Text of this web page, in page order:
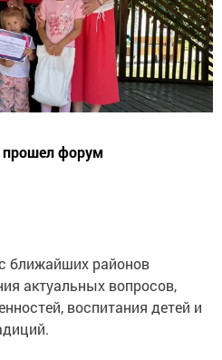
прошел форум
ближайших районов
актуальных вопросов,
воспитания детей и